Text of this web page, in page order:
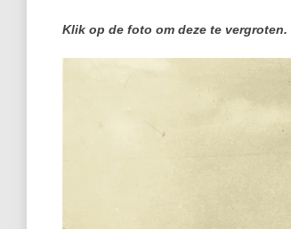
Klik op de foto om deze te vergroten.